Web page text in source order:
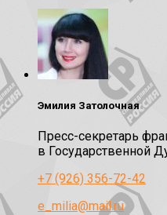
Эмилия Затолочная
Пресс-секретарь
в Государственной
+7 (926) 356-72-42
e_milia@mail.ru